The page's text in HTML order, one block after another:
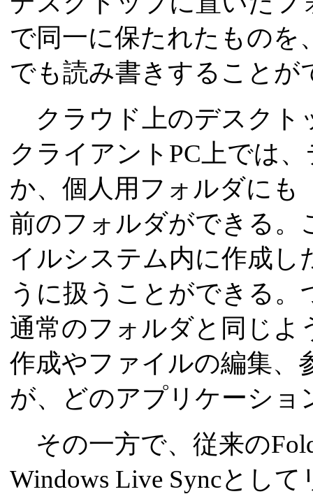
で同一に保たれたもの
でも読み書きすることが
クラウド上のデスクト
クライアントPC上では
か、個人用フォルダにも
前のフォルダができる。
イルシステム内に作成
うに扱うことができる。
通常のフォルダと同じよ
作成やファイルの編集、
が、どのアプリケーシ
その一方で、従来の
Windows Live Syncとし